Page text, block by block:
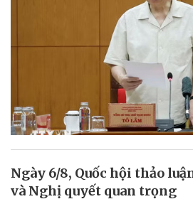
Ngày 6/8, Quốc hội thảo
và Nghị quyết quan trọng